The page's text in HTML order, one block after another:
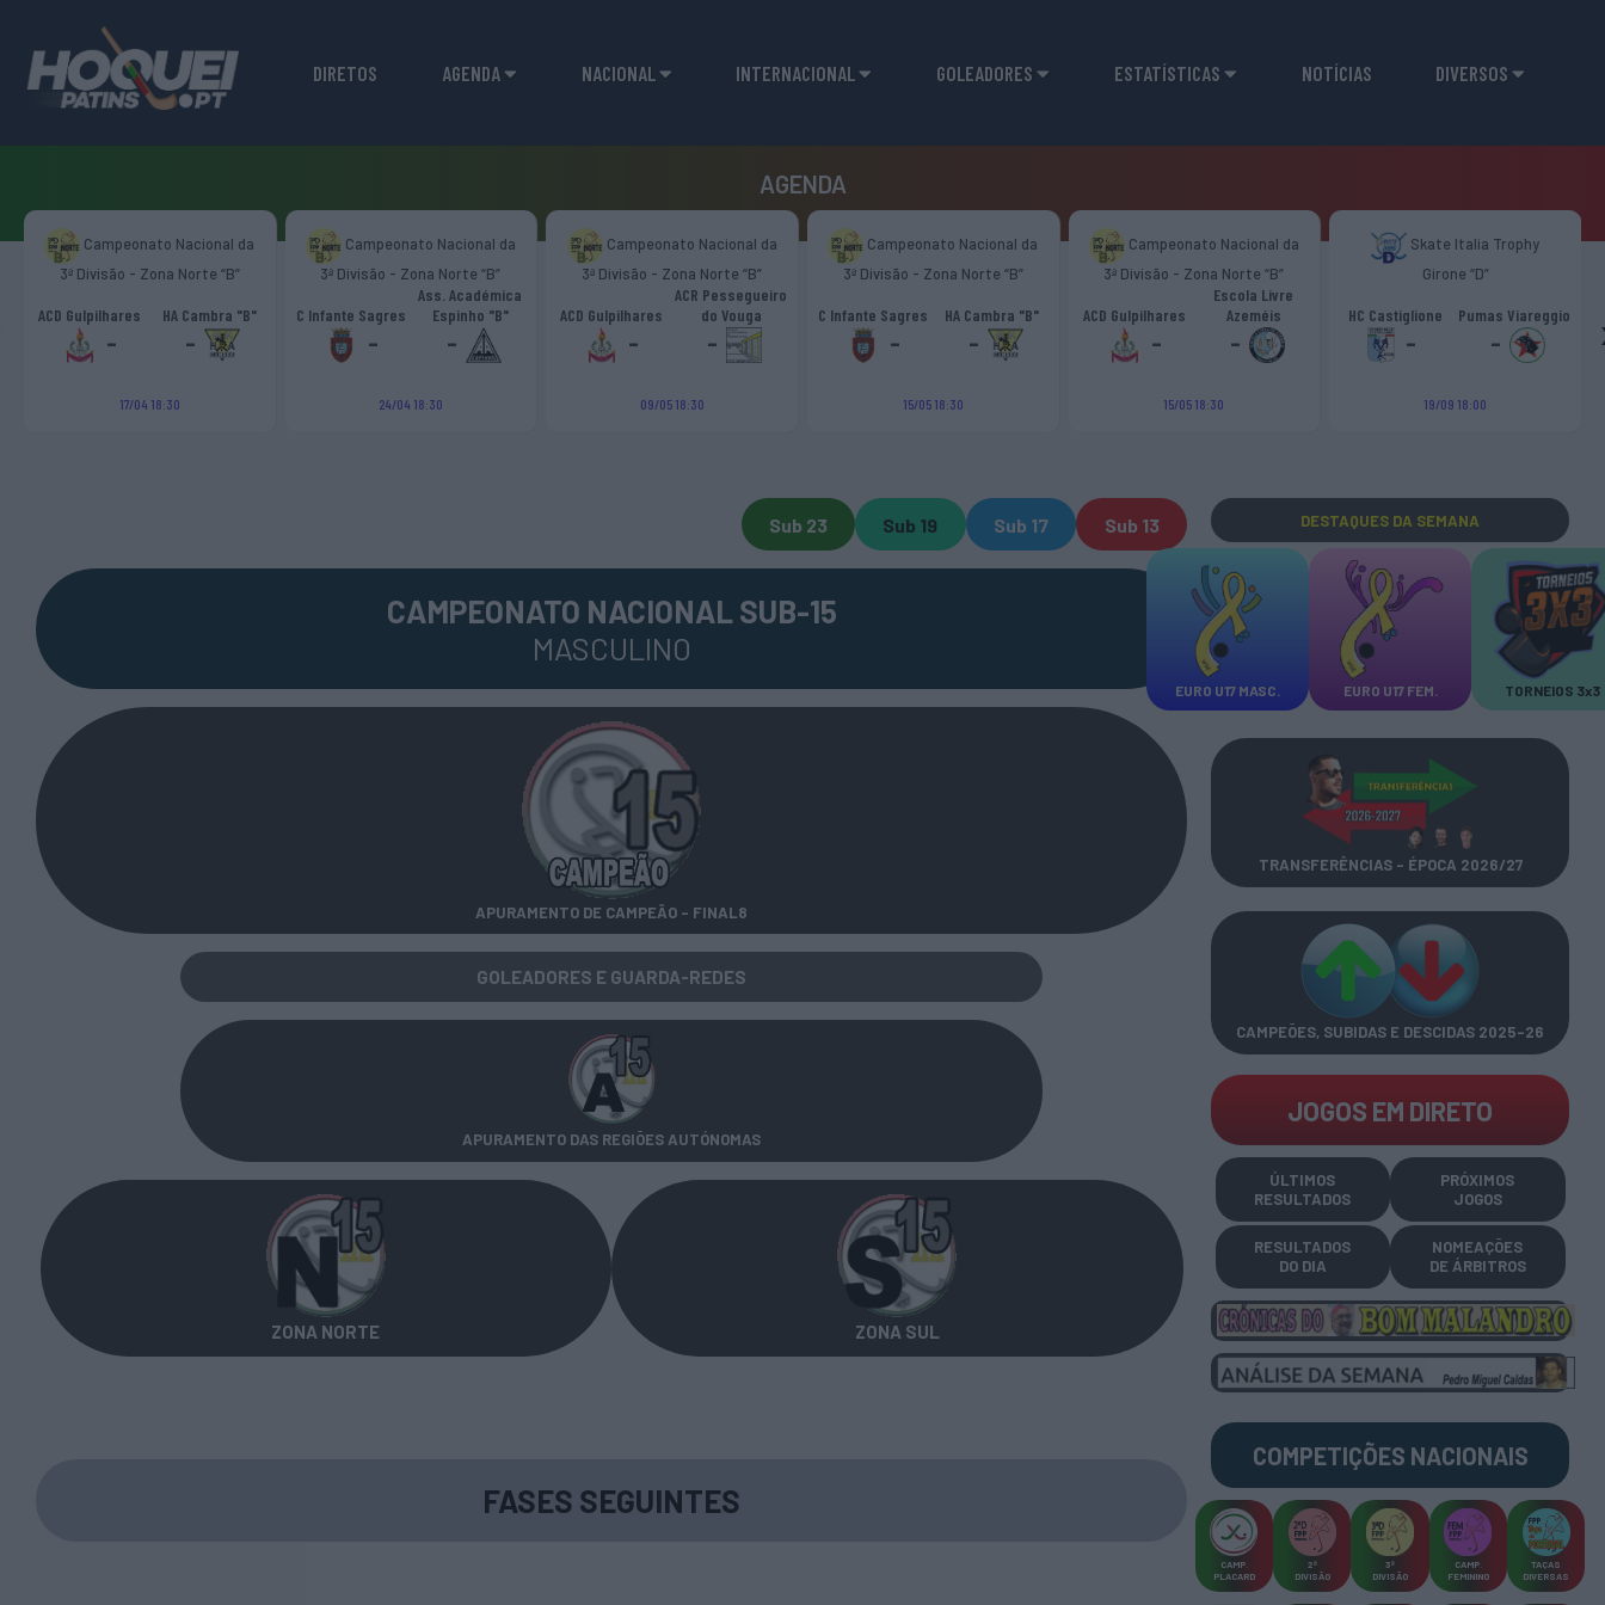
DIRETOS AGENDA NACIONAL INTERNACIONAL GOLEADORES ESTATÍSTICAS NOTÍCIAS DIVERSOS
AGENDA
Campeonato Nacional da
3ª Divisão - Zona Norte “B”
ACD Gulpilhares
-
HA Cambra "B"
-
17/04 18:30
Campeonato Nacional da
3ª Divisão - Zona Norte “B”
C Infante Sagres
-
Ass. Académica
Espinho "B"
-
24/04 18:30
Campeonato Nacional da
3ª Divisão - Zona Norte “B”
ACD Gulpilhares
-
ACR Pessegueiro
do Vouga
-
09/05 18:30
Campeonato Nacional da
3ª Divisão - Zona Norte “B”
C Infante Sagres
-
HA Cambra "B"
-
15/05 18:30
Campeonato Nacional da
3ª Divisão - Zona Norte “B”
ACD Gulpilhares
-
Escola Livre
Azeméis
-
15/05 18:30
Skate Italia Trophy
Girone “D”
HC Castiglione
-
Pumas Viareggio
-
19/09 18:00
Sub 23 Sub 19 Sub 17 Sub 13
CAMPEONATO NACIONAL SUB-15
MASCULINO
APURAMENTO DE CAMPEÃO – FINAL8
GOLEADORES E GUARDA-REDES
APURAMENTO DAS REGIÕES AUTÓNOMAS
ZONA NORTE ZONA SUL
FASES SEGUINTES
DESTAQUES DA SEMANA
EURO U17 MASC. EURO U17 FEM. TORNEIOS 3x3
TRANSFERÊNCIAS - ÉPOCA 2026/27
CAMPEÕES, SUBIDAS E DESCIDAS 2025-26
JOGOS EM DIRETO
ÚLTIMOS
RESULTADOS
PRÓXIMOS
JOGOS
RESULTADOS
DO DIA
NOMEAÇÕES
DE ÁRBITROS
COMPETIÇÕES NACIONAIS
CAMP.
PLACARD
2ª
DIVISÃO
3ª
DIVISÃO
CAMP.
FEMININO
TAÇAS
DIVERSAS